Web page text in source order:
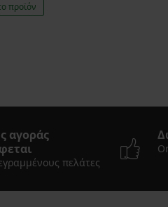
προϊόν
αγοράς
πελάτες